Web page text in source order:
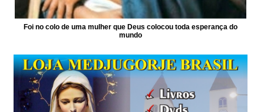
Foi no colo de uma mulher que Deus colocou toda esperança do
mundo